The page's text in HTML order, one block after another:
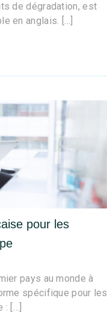
de dégradation, est
en anglais. […]
pour les
pays au monde à
spécifique pour les
: […]